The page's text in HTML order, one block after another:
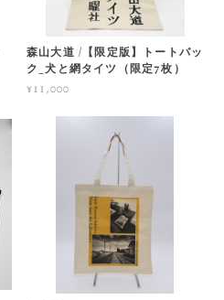
森山大道 /【限定版】トートバッ
ク_犬と網タイツ（限定7枚）
¥11,000